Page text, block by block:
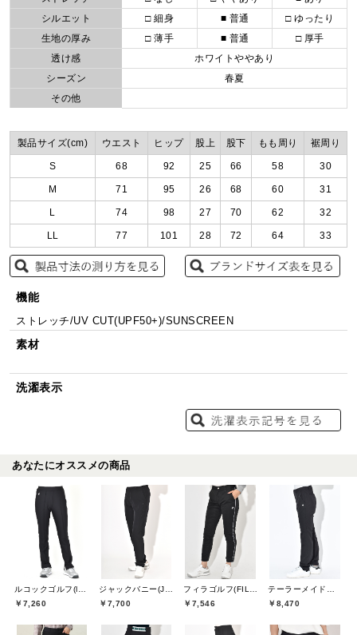
シルエット
□ 細身 ■ 普通
□ ゆったり
生地の厚み
□ 薄手 ■ 普通
□ 厚手
透け感
ホワイトややあり
シーズン
春夏
その他
製品サイズ(cm) ウエスト ヒップ 股上 股下 もも周り 裾周り
S 68 92 25 66 58 30
M 71 95 26 68 60 31
L 74 98 27 70 62 32
LL 77 101 28 72 64 33
機能
ストレッチ/UV CUT(UPF50+)/SUNSCREEN
素材
洗濯表示
あなたにオススメの商品
￥7,260
￥7,700
￥7,546
￥8,470